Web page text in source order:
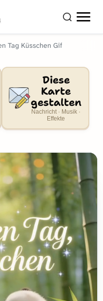
Tag Küsschen Gif
Diese
Karte
gestalten
Nachricht · Musik ·
Effekte